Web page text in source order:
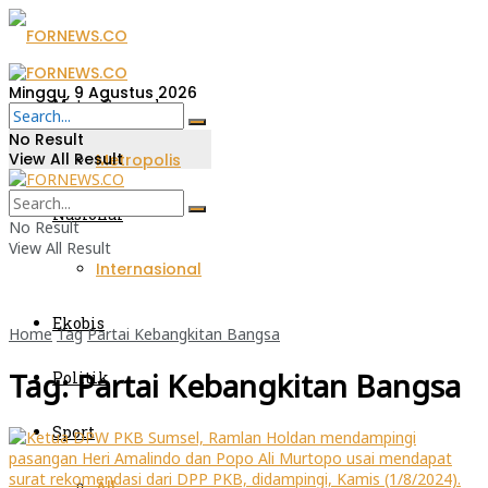
Metro Sumsel
Metropolis
Nasional
Internasional
Ekobis
Politik
Sport
Minggu, 9 Agustus 2026
No Result
View All Result
No Result
View All Result
Home Tag Partai Kebangkitan Bangsa
Tag:Partai Kebangkitan Bangsa